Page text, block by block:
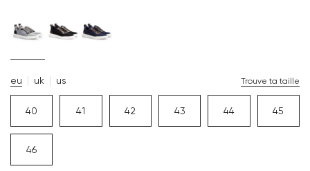
eu uk us Trouve ta taille
40 41 42 43 44 45
46